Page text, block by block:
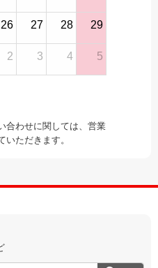
26 27 28 29
2 3 4 5
合わせに関しては、営業
いただきます。